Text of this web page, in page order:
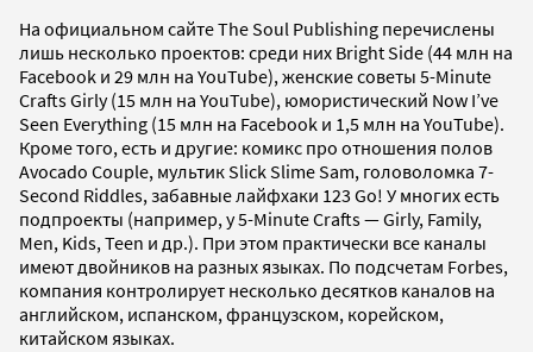
На официальном сайте The Soul Publishing перечислены
лишь несколько проектов: среди них Bright Side (44 млн на
Facebook и 29 млн на YouTube), женские советы 5-Minute
Crafts Girly (15 млн на YouTube), юмористический Now I’ve
Seen Everything (15 млн на Facebook и 1,5 млн на YouTube).
Кроме того, есть и другие: комикс про отношения полов
Avocado Couple, мультик Slick Slime Sam, головоломка 7-
Second Riddles, забавные лайфхаки 123 Go! У многих есть
подпроекты (например, у 5-Minute Crafts — Girly, Family,
Men, Kids, Teen и др.). При этом практически все каналы
имеют двойников на разных языках. По подсчетам Forbes,
компания контролирует несколько десятков каналов на
английском, испанском, французском, корейском,
китайском языках.